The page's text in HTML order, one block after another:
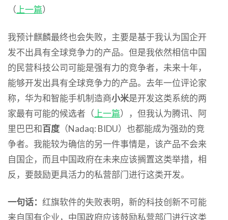
（ 上一篇）
我预计麒麟最终也会失败，主要是基于我认为国企开
发不出具有全球竞争力的产品。但是我依然相信中国
的民营科技公司可能是强有力的竞争者，未来十年，
能够开发出具有全球竞争力的产品。去年一位评论家
称，华为和智能手机制造商小米是开发这类系统的两
家最有可能的候选者（ 上一篇），但我认为腾讯、阿
里巴巴和百度 （Nadaq: BIDU）也都能成为强劲的竞
争者。我能较为确信的另一件事情是，该产品不会来
自国企，而且中国政府在未来应该搁置这类举措，相
反，要鼓励更具活力的私营部门进行这类开发。
一句话： 红旗软件的失败表明，新的科技创新不可能
来自国有企业，中国政府应该鼓励私营部门进行这类